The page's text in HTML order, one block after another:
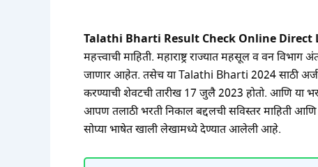
Talathi Bharti Result Check Online Direct
महत्त्वाची माहिती. महाराष्ट्र राज्यात महसूल व वन
जाणार आहेत. तसेच या Talathi Bharti 2024 साठी अर्ज
करण्याची शेवटची तारीख 17 जुलै 2023 होतो. आणि या
आपण तलाठी भरती निकाल बद्दलची सविस्तर माहिती
सोप्या भाषेत खाली लेखामध्ये देण्यात आलेली आहे.